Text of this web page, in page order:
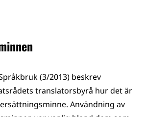
(3/2013) beskrev
translatorsbyrå hur det är
Användning av